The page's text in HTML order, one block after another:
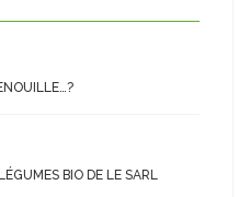
BIO DE LE SARL